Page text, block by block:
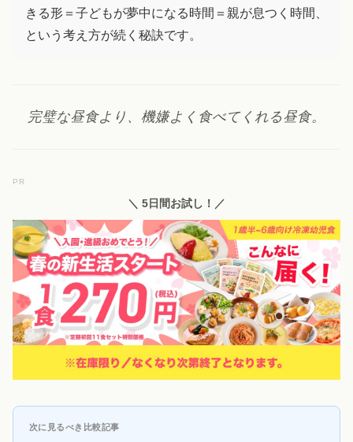
きる形＝子どもが夢中になる時間＝親が息つく時間、
という考え方が続く秘訣です。
完璧な昼食より、機嫌よく食べてくれる昼食。
PR
＼ 5日間お試し！／
次に見るべき比較記事